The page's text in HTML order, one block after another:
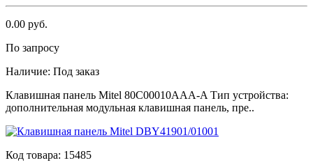
0.00 руб.
По запросу
Наличие: Под заказ
Клавишная панель Мitеl 80C00010AAA-A Тип устройства:
дополнительная модульная клавишная панель, пре..
Код товара: 15485